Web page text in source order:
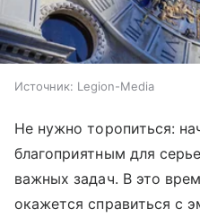
Источник: Legion-Media
Не нужно торопиться:
благоприятным для
важных задач. В это
окажется справиться с